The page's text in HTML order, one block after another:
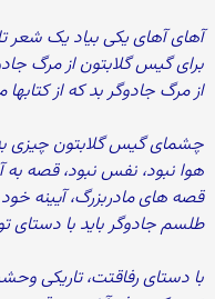
آهای آهای یکی بیاد یک شعر
برای گیس گلابتون از مرگ
از مرگ جادوگر بد که از کتابها
چشمای گیس گلابتون چیزی
هوا نبود، نفس نبود، قصه به
قصه های مادربزرگ، آیینه
طلسم جادوگر باید با دستای
با دستای رفاقتت، تاریکی